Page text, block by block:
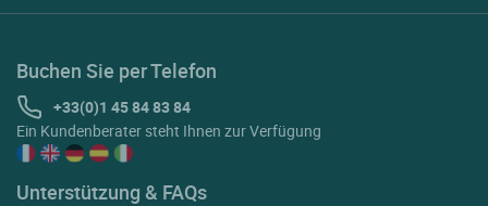
Buchen Sie per Telefon
+33(0)1 45 84 83 84
Ein Kundenberater steht Ihnen zur Verfügung
Unterstützung & FAQs